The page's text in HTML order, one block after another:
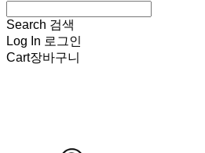
Search 검색
Log In 로그인
Cart장바구니